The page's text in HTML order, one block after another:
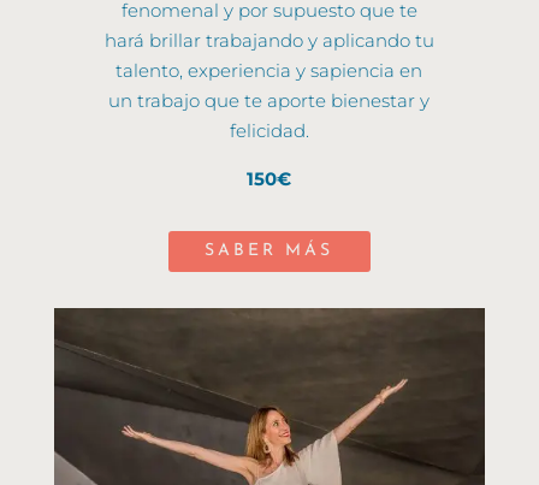
fenomenal y por supuesto que te
hará brillar trabajando y aplicando tu
talento, experiencia y sapiencia en
un trabajo que te aporte bienestar y
felicidad.
150€
SABER MÁS